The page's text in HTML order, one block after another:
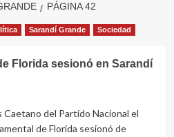
PÁGINA 42
Sarandí Grande Sociedad
Florida sesionó en Sarandí
del Partido Nacional el
de Florida sesionó de